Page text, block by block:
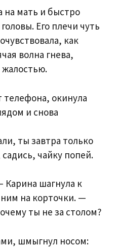
на мать и быстро
Его плечи чуть
как
волна гнева,
жалостью.
телефона, окинула
и снова
ты завтра только
чайку попей.
Карина шагнула к
на корточки. —
ты не за столом?
шмыгнул носом: